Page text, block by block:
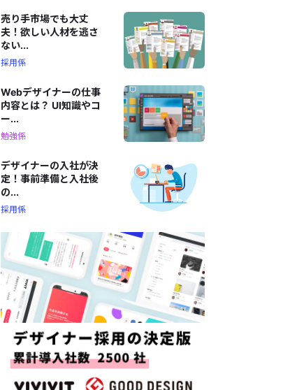
売り手市場でも大丈
夫！欲しい人材を逃さ
ない...
採用係
Webデザイナーの仕事
内容とは？ UI知識やコ
ー...
勉強係
デザイナーの入社が決
定！事前準備と入社後
の...
採用係